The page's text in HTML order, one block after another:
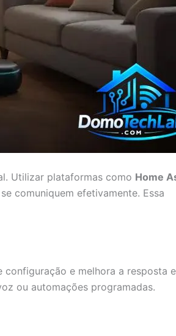
Utilizar plataformas como Home
comuniquem efetivamente. Essa
configuração e melhora a resposta
ou automações programadas.